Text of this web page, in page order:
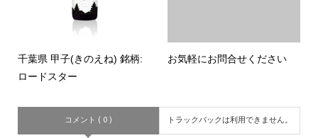
千葉県 甲子(きのえね) 銘柄:
ロードスター
お気軽にお問合せください
コメント ( 0 ) トラックバックは利用できません。